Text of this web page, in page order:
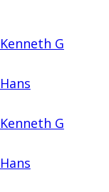
Kenneth G
Hans
Kenneth G
Hans